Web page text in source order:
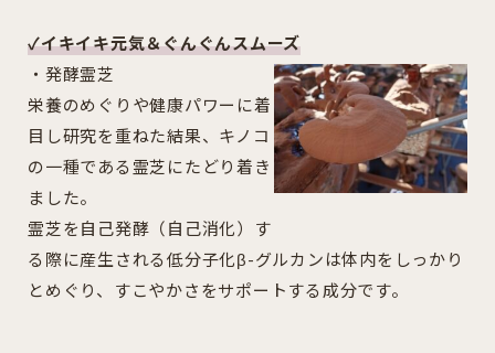
✓イキイキ元気＆ぐんぐんスムーズ
・発酵霊芝
栄養のめぐりや健康パワーに着
目し研究を重ねた結果、キノコ
の一種である霊芝にたどり着き
ました。
霊芝を自己発酵（自己消化）す
る際に産生される低分子化β-グルカンは体内をしっかり
とめぐり、すこやかさをサポートする成分です。